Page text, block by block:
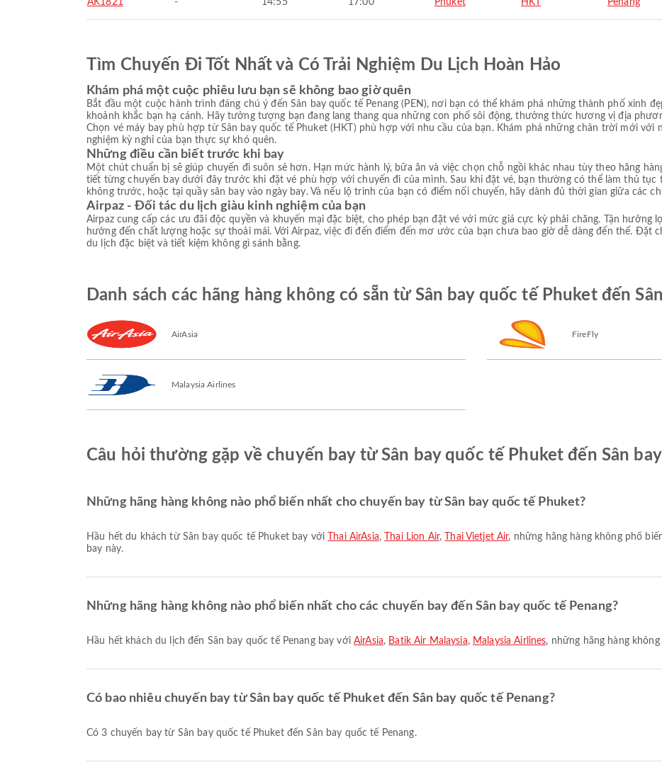
AK1821 - 14:55 17:00 Phuket HKT Penang
Tìm Chuyến Đi Tốt Nhất và Có Trải Nghiệm Du Lịch Hoàn Hảo
Khám phá một cuộc phiêu lưu bạn sẽ không bao giờ quên
Bắt đầu một cuộc hành trình đáng chú ý đến Sân bay quốc tế Penang (PEN), nơi bạn có thể khám phá những thành phố xinh
khoảnh khắc bạn hạ cánh. Hãy tưởng tượng bạn đang lang thang qua những con phố sôi động, thưởng thức hương vị địa
Chọn vé máy bay phù hợp từ Sân bay quốc tế Phuket (HKT) phù hợp với nhu cầu của bạn. Khám phá những chân trời mới với
nghiệm kỳ nghỉ của bạn thực sự khó quên.
Những điều cần biết trước khi bay
Một chút chuẩn bị sẽ giúp chuyến đi suôn sẻ hơn. Hạn mức hành lý, bữa ăn và việc chọn chỗ ngồi khác nhau tùy theo hãng
tiết từng chuyến bay dưới đây trước khi đặt vé phù hợp với chuyến đi của mình. Sau khi đặt vé, bạn thường có thể làm thủ tục
không trước, hoặc tại quầy sân bay vào ngày bay. Và nếu lộ trình của bạn có điểm nối chuyến, hãy dành đủ thời gian giữa các
Airpaz - Đối tác du lịch giàu kinh nghiệm của bạn
Airpaz cung cấp các ưu đãi độc quyền và khuyến mại đặc biệt, cho phép bạn đặt vé với mức giá cực kỳ phải chăng. Tận hưởng
hưởng đến chất lượng hoặc sự thoải mái. Với Airpaz, việc đi đến điểm đến mơ ước của bạn chưa bao giờ dễ dàng đến thế. Đặt
du lịch đặc biệt và tiết kiệm không gì sánh bằng.
Danh sách các hãng hàng không có sẵn từ Sân bay quốc tế Phuket đến
AirAsia FireFly
Malaysia Airlines
Câu hỏi thường gặp về chuyến bay từ Sân bay quốc tế Phuket đến Sân
Những hãng hàng không nào phổ biến nhất cho chuyến bay từ Sân bay quốc tế Phuket?
Hầu hết du khách từ Sân bay quốc tế Phuket bay với Thai AirAsia, Thai Lion Air, Thai Vietjet Air, những hãng hàng không phổ
bay này.
Những hãng hàng không nào phổ biến nhất cho các chuyến bay đến Sân bay quốc tế Penang?
Hầu hết khách du lịch đến Sân bay quốc tế Penang bay với AirAsia, Batik Air Malaysia, Malaysia Airlines, những hãng hàng
Có bao nhiêu chuyến bay từ Sân bay quốc tế Phuket đến Sân bay quốc tế Penang?
Có 3 chuyến bay từ Sân bay quốc tế Phuket đến Sân bay quốc tế Penang.